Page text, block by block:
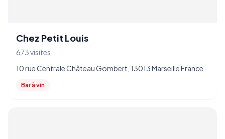
Chez Petit Louis
673 visites
10 rue Centrale Château Gombert, 13013 Marseille France
Bar à vin